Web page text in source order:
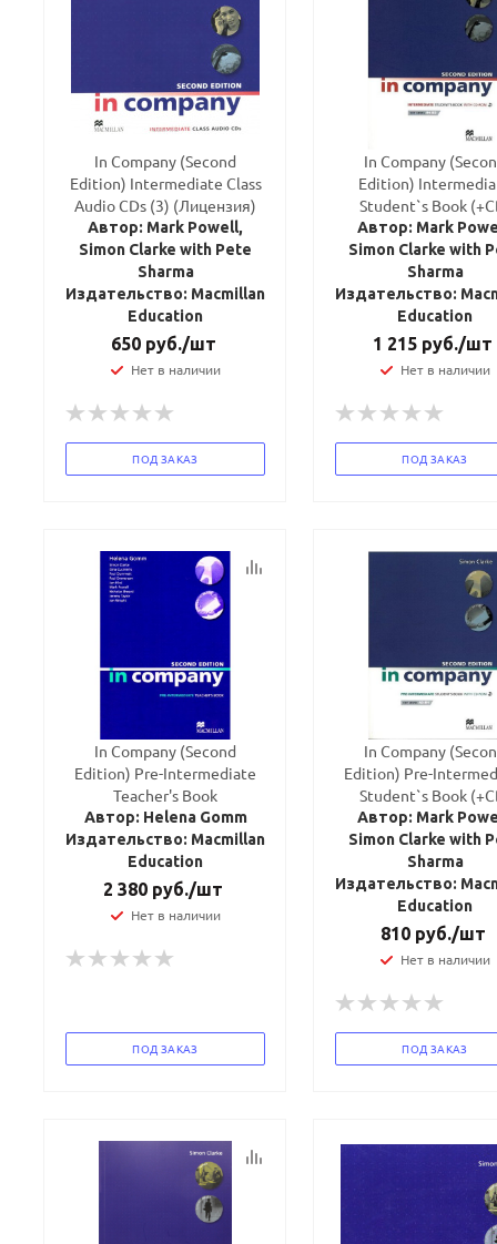
In Company (Second
Edition) Intermediate Class
Audio CDs (3) (Лицензия)
Автор: Mark Powell,
Simon Clarke with Pete
Sharma
Издательство: Macmillan
Education
650руб./шт
Нет в наличии
ПОД ЗАКАЗ
In Company
Edition)
Student`s Book
Автор: Mark
Simon Clarke with
Sharma
Издательство:
Education
1 215 руб./шт
Нет в наличии
ПОД ЗАКАЗ
In Company (Second
Edition) Pre-Intermediate
Teacher's Book
Автор: Helena Gomm
Издательство: Macmillan
Education
2 380 руб./шт
Нет в наличии
ПОД ЗАКАЗ
In Company
Edition) Pre-
Student`s Book
Автор: Mark
Simon Clarke with
Sharma
Издательство:
Education
810руб./шт
Нет в наличии
ПОД ЗАКАЗ
конфидициальности
конфидициальности